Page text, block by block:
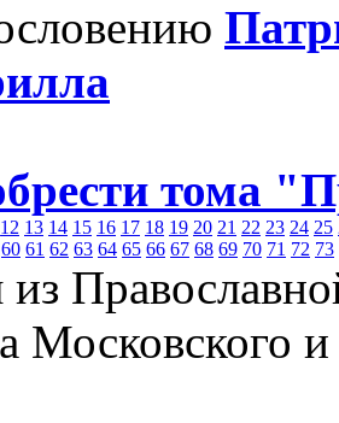
тома
12 13 14 15 16 17 18 19 20 21 22 23 24 25
60 61 62 63 64 65 66 67 68 69 70 71 72 73
Московского